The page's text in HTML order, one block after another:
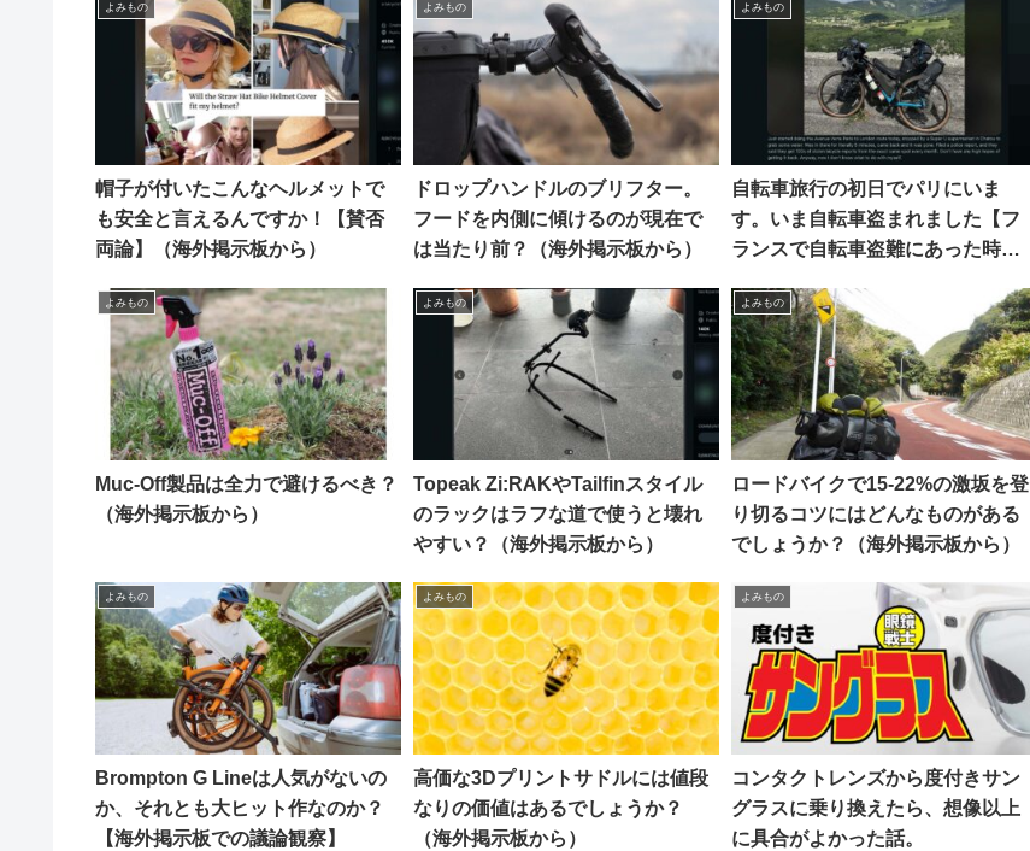
よみもの
帽子が付いたこんなヘルメットで
も安全と言えるんですか！【賛否
両論】（海外掲示板から）
よみもの
ドロップハンドルのブリフター。
フードを内側に傾けるのが現在で
は当たり前？（海外掲示板から）
よみもの
自転車旅行の初日でパリにいま
す。いま自転車盗まれました【フ
ランスで自転車盗難にあった時の
よみもの
Muc-Off製品は全力で避けるべき？
（海外掲示板から）
よみもの
Topeak Zi:RAKやTailfinスタイル
のラックはラフな道で使うと壊れ
やすい？（海外掲示板から）
よみもの
ロードバイクで15-22%の激坂を登
り切るコツにはどんなものがある
でしょうか？（海外掲示板から）
よみもの
Brompton G Lineは人気がないの
か、それとも大ヒット作なのか？
【海外掲示板での議論観察】
よみもの
高価な3Dプリントサドルには値段
なりの価値はあるでしょうか？
（海外掲示板から）
よみもの
コンタクトレンズから度付きサン
グラスに乗り換えたら、想像以上
に具合がよかった話。